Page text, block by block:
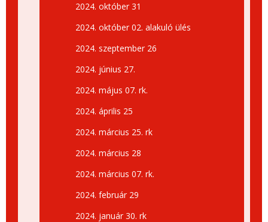
2024. október 31
2024. október 02. alakuló ülés
2024. szeptember 26
2024. június 27.
2024. május 07. rk.
2024. április 25
2024. március 25. rk
2024. március 28
2024. március 07. rk.
2024. február 29
2024. január 30. rk